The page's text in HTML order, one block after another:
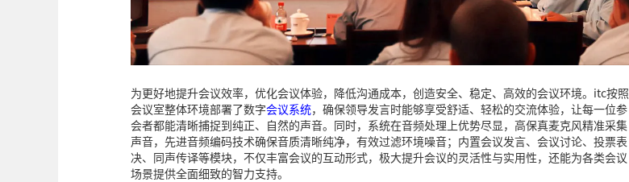
为更好地提升会议效率，优化会议体验，降低沟通成本，创造安全、稳定、高效的会议环境。itc按照
会议室整体环境部署了数字会议系统，确保领导发言时能够享受舒适、轻松的交流体验，让每一位参
会者都能清晰捕捉到纯正、自然的声音。同时，系统在音频处理上优势尽显，高保真麦克风精准采集
声音，先进音频编码技术确保音质清晰纯净，有效过滤环境噪音；内置会议发言、会议讨论、投票表
决、同声传译等模块，不仅丰富会议的互动形式，极大提升会议的灵活性与实用性，还能为各类会议
场景提供全面细致的智力支持。